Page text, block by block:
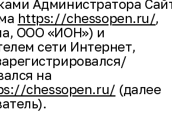
Администратора
https://chessopen.ru/,
ООО «ИОН») и
сети Интернет,
на
chessopen.ru/ (далее